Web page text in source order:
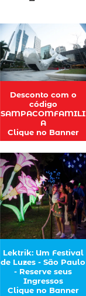
Desconto com o
código
SAMPACOMFAMILI
A
Clique no Banner
Lektrik: Um Festival
de Luzes - São Paulo
- Reserve seus
Ingressos
Clique no Banner